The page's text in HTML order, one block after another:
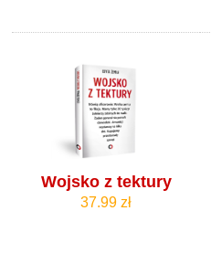
Wojsko z tektury
37.99 zł